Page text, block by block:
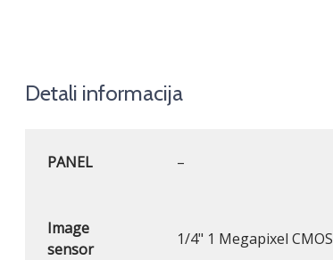
Detali informacija
PANEL –
Image
sensor
1/4" 1 Megapixel CMOS